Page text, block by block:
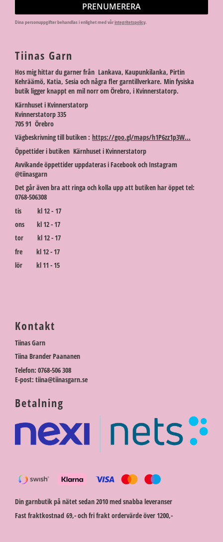
PRENUMERERA
Dina personuppgifter behandlas i enlighet med vårintegritetspolicy.
Tiinas Garn
Hos mig hittar du garner från Lankava, Kaupunkilanka, Pirtin
Kehräämö, Katia, Sesia och några fler garntillverkare. Min fysiska
butik ligger knappt en mil norr om Örebro, i Kvinnerstatorp.
Kärnhuset i Kvinnerstatorp
Kvinnerstatorp 335
705 91 Örebro
Vägbeskrivning till butiken : https://goo.gl/maps/h1P6zz1p3W...
Öppettider i butiken Kärnhuset i Kvinnerstatorp
Avvikande öppettider uppdateras i Facebook och Instagram
@tiinasgarn
Det går även bra att ringa och kolla upp att butiken har öppet tel:
0768-506308
tis kl 12 - 17
ons kl 12 - 17
tor kl 12 - 17
fre kl 12 - 17
lör kl 11 - 15
Kontakt
Tiinas Garn
Tiina Brander Paananen
Telefon: 0768-506 308
E-post: tiina@tiinasgarn.se
Betalning
Din garnbutik på nätet sedan 2010 med snabba leveranser
Fast fraktkostnad 69,- och fri frakt ordervärde över 1200,-